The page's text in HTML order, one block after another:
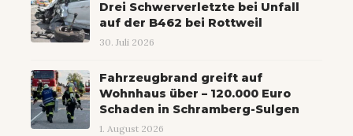
Drei Schwerverletzte bei Unfall
auf der B462 bei Rottweil
30. Juli 2026
Fahrzeugbrand greift auf
Wohnhaus über – 120.000 Euro
Schaden in Schramberg-Sulgen
1. August 2026